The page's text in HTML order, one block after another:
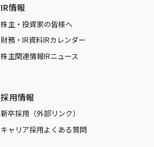
IR情報
株主・投資家の皆様へ
財務・IR資料IRカレンダー
株主関連情報IRニュース
採用情報
新卒採用（外部リンク）
キャリア採用よくある質問